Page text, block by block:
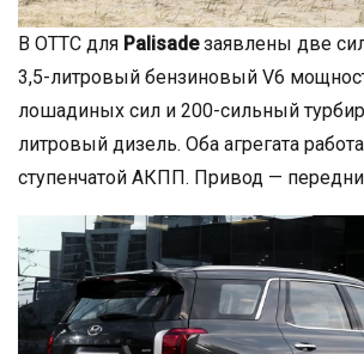
В ОТТС для Palisadeзаявлены две
3,5-литровый бензиновый V6
лошадиных сил и 200-сильный
литровый дизель. Оба агрегата
ступенчатой АКПП. Привод —